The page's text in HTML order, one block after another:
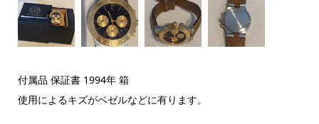
付属品 保証書 1994年 箱
使用によるキズがベゼルなどに有ります。